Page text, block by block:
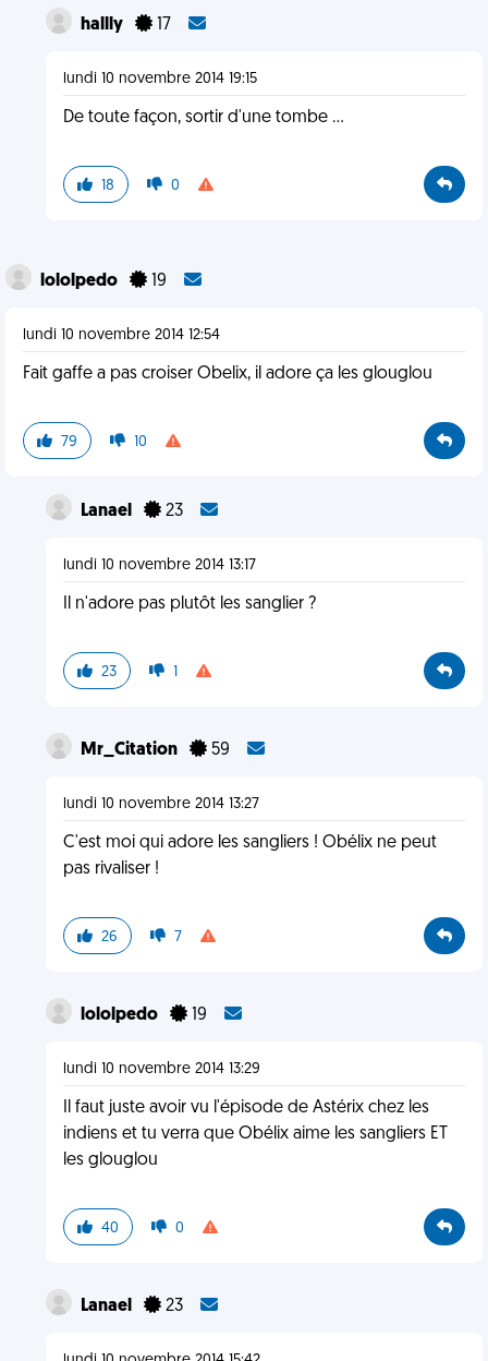
hallly 17
lundi 10 novembre 2014 19:15
De toute façon, sortir d'une tombe ...
18 0
lololpedo 19
lundi 10 novembre 2014 12:54
Fait gaffe a pas croiser Obelix, il adore ça les glouglou
79 10
Lanael 23
lundi 10 novembre 2014 13:17
Il n'adore pas plutôt les sanglier ?
23 1
Mr_Citation 59
lundi 10 novembre 2014 13:27
C'est moi qui adore les sangliers ! Obélix ne peut
pas rivaliser !
26 7
lololpedo 19
lundi 10 novembre 2014 13:29
Il faut juste avoir vu l'épisode de Astérix chez les
indiens et tu verra que Obélix aime les sangliers ET
les glouglou
40 0
Lanael 23